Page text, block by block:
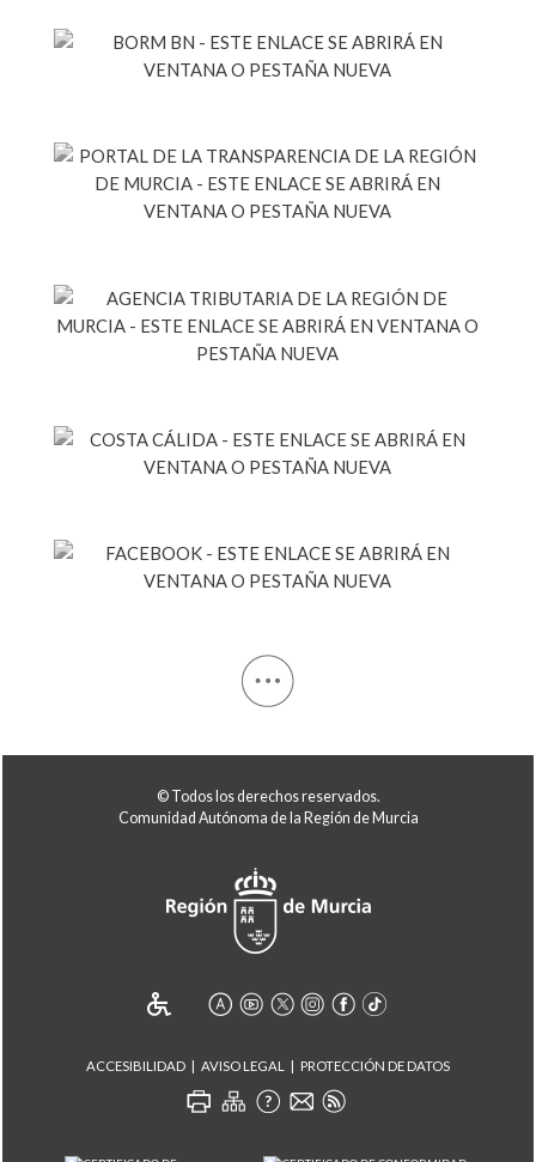
© Todos los derechos reservados.
Comunidad Autónoma de la Región de Murcia
ACCESIBILIDAD AVISO LEGAL PROTECCIÓN DE DATOS